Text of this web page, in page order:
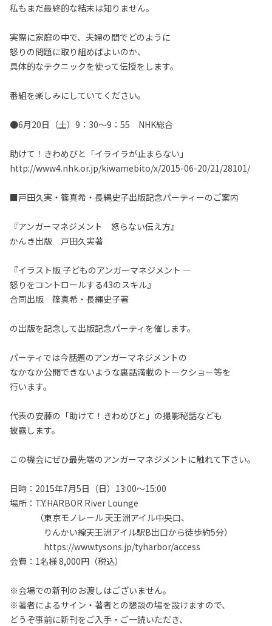
私もまだ最終的な結末は知りません。
実際に家庭の中で、夫婦の間でどのように
怒りの問題に取り組めばよいのか、
具体的なテクニックを使って伝授をします。
番組を楽しみにしていてください。
●6月20日（土）9：30～9：55 NHK総合
助けて！きわめびと「イライラが止まらない」
http://www4.nhk.or.jp/kiwamebito/x/2015-06-20/21/28101/
■戸田久実・篠真希・長縄史子出版記念パーティーのご案内
『アンガーマネジメント 怒らない伝え方』
かんき出版 戸田久実著
『イラスト版 子どものアンガーマネジメント —
怒りをコントロールする43のスキル』
合同出版 篠真希・長縄史子著
の出版を記念して出版記念パーティを催します。
パーティでは今話題のアンガーマネジメントの
なかなか公開できないような裏話満載のトークショー等を
行います。
代表の安藤の「助けて！きわめびと」の撮影秘話なども
披露します。
この機会にぜひ最先端のアンガーマネジメントに触れて下さい。
日時：2015年7月5日（日）13:00～15:00
場所：T.Y.HARBOR River Lounge
（東京モノレール 天王洲アイル中央口、
りんかい線天王洲アイル駅B出口から徒歩約5分）
https://www.tysons.jp/tyharbor/access
会費：1名様 8,000円（税込）
※会場での新刊のお渡しはございません。
※著者によるサイン・著者との懇談の場を設けますので、
どうぞ事前に新刊をご入手・ご一読いただき、